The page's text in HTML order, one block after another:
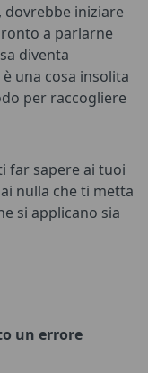
dovrebbe iniziare
a parlarne
diventa
una cosa insolita
per raccogliere
far sapere ai tuoi
nulla che ti metta
si applicano sia
un errore